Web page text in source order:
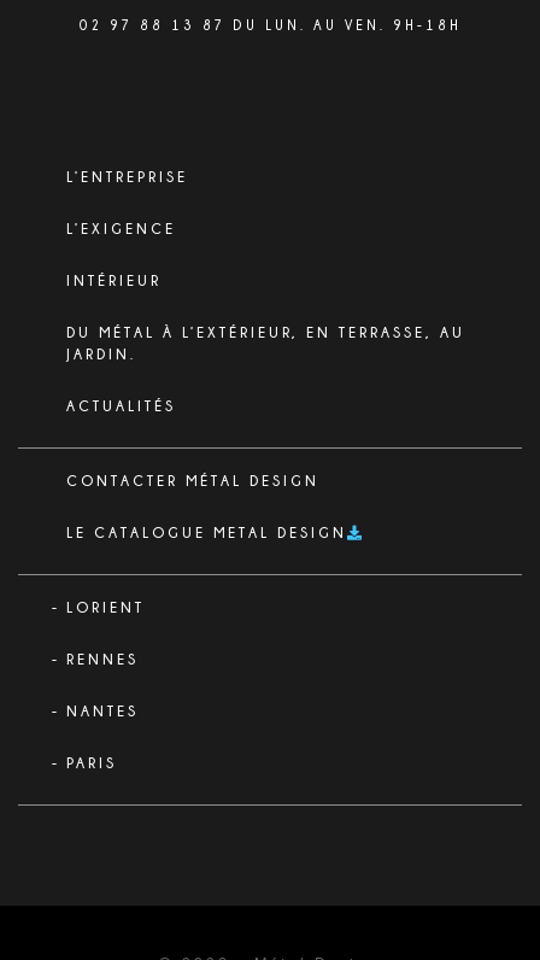
02 97 88 13 87 DU LUN. AU VEN. 9H-18H
L’ENTREPRISE
L’EXIGENCE
INTÉRIEUR
DU MÉTAL À L’EXTÉRIEUR, EN TERRASSE, AU
JARDIN.
ACTUALITÉS
CONTACTER MÉTAL DESIGN
LE CATALOGUE METAL DESIGN
LORIENT
RENNES
NANTES
PARIS